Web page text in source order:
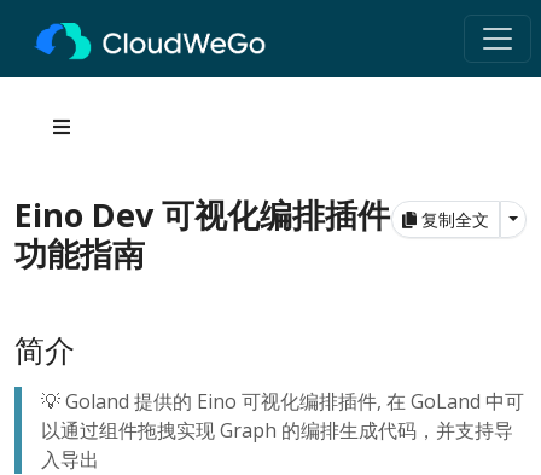
复制全文
Eino Dev 可视化编排插件
功能指南
简介
💡 Goland 提供的 Eino 可视化编排插件, 在 GoLand 中可
以通过组件拖拽实现 Graph 的编排生成代码，并支持导
入导出